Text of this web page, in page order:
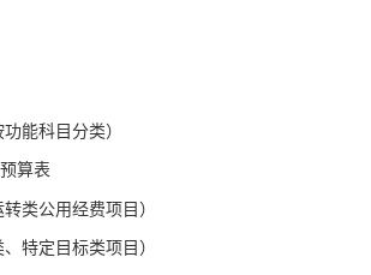
能科目分类）
算表
类公用经费项目）
特定目标类项目）